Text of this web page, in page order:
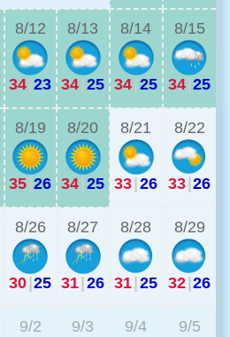
8/12
34|23
8/13
34|25
8/14
34|25
8/15
34|25
8/19
35|26
8/20
34|25
8/21
33|26
8/22
33|26
8/26
30|25
8/27
31|26
8/28
31|25
8/29
32|26
9/2 9/3 9/4 9/5